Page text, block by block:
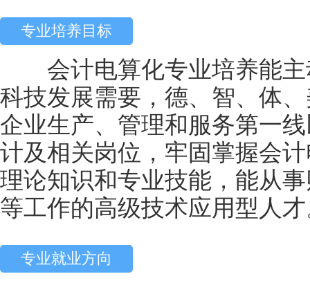
专业培养目标
会计电算化专业培养能主
科技发展需要，德、智、体
企业生产、管理和服务第一
计及相关岗位，牢固掌握会
理论知识和专业技能，能从
等工作的高级技术应用型人
专业就业方向